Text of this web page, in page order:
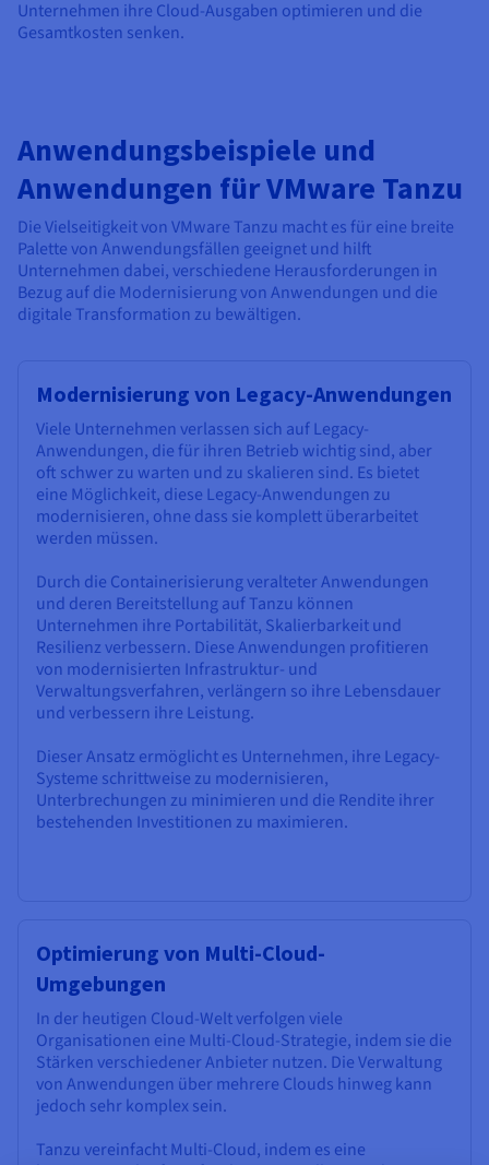
Unternehmen ihre Cloud-Ausgaben optimieren und die
Gesamtkosten senken.
Anwendungsbeispiele und
Anwendungen für VMware Tanzu
Die Vielseitigkeit von VMware Tanzu macht es für eine breite
Palette von Anwendungsfällen geeignet und hilft
Unternehmen dabei, verschiedene Herausforderungen in
Bezug auf die Modernisierung von Anwendungen und die
digitale Transformation zu bewältigen.
Modernisierung von Legacy-Anwendungen
Viele Unternehmen verlassen sich auf Legacy-
Anwendungen, die für ihren Betrieb wichtig sind, aber
oft schwer zu warten und zu skalieren sind. Es bietet
eine Möglichkeit, diese Legacy-Anwendungen zu
modernisieren, ohne dass sie komplett überarbeitet
werden müssen.
Durch die Containerisierung veralteter Anwendungen
und deren Bereitstellung auf Tanzu können
Unternehmen ihre Portabilität, Skalierbarkeit und
Resilienz verbessern. Diese Anwendungen profitieren
von modernisierten Infrastruktur- und
Verwaltungsverfahren, verlängern so ihre Lebensdauer
und verbessern ihre Leistung.
Dieser Ansatz ermöglicht es Unternehmen, ihre Legacy-
Systeme schrittweise zu modernisieren,
Unterbrechungen zu minimieren und die Rendite ihrer
bestehenden Investitionen zu maximieren.
Optimierung von Multi-Cloud-
Umgebungen
In der heutigen Cloud-Welt verfolgen viele
Organisationen eine Multi-Cloud-Strategie, indem sie die
Stärken verschiedener Anbieter nutzen. Die Verwaltung
von Anwendungen über mehrere Clouds hinweg kann
jedoch sehr komplex sein.
Tanzu vereinfacht Multi-Cloud, indem es eine